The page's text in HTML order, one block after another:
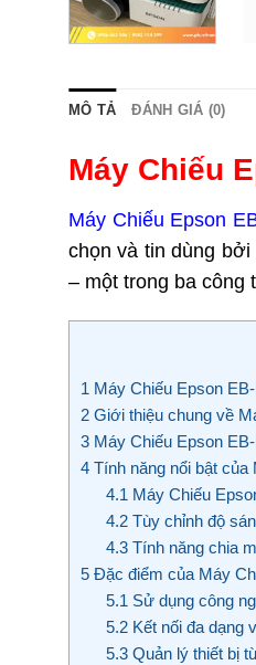
MÔ TẢ ĐÁNH GIÁ (0)
Máy Chiếu
Máy Chiếu Epson
chọn và tin dùng
– một trong ba công
1 Máy Chiếu Epson
2 Giới thiệu chung về
3 Máy Chiếu Epson
4 Tính năng nổi bật của
4.1 Máy Chiếu
4.2Tùy chỉnh độ
4.3Tính năng chia
5 Đặc điểm của Máy
5.1 Sử dụng công
5.2Kết nối đa dạng
5.3Quản lý thiết bị